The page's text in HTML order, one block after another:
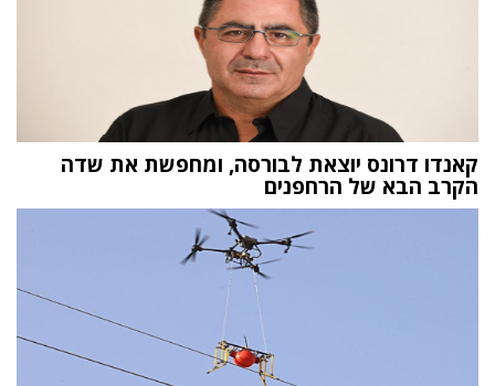
קאנדו דרונס יוצאת לבורסה, ומחפשת את שדה
הקרב הבא של הרחפנים